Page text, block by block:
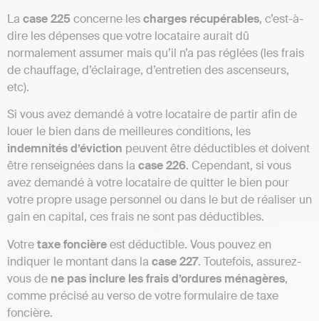
La case 225concerne lescharges récupérables, c’est-à-
dire les dépenses que votre locataire aurait dû
normalement assumer mais qu’il n’a pas réglées (les frais
de chauffage, d’éclairage, d’entretien des ascenseurs,
etc).
Si vous avez demandé à votre locataire de partir afin de
louer le bien dans de meilleures conditions, les
indemnités d’éviction peuvent être déductibles et doivent
être renseignées dans la case 226. Cependant, si vous
avez demandé à votre locataire de quitter le bien pour
votre propre usage personnel ou dans le but de réaliser un
gain en capital, ces frais ne sont pas déductibles.
Votretaxe foncièreest déductible. Vous pouvez en
indiquer le montant dans la case 227. Toutefois, assurez-
vous de ne pas inclure les frais d’ordures ménagères,
comme précisé au verso de votre formulaire de taxe
foncière.